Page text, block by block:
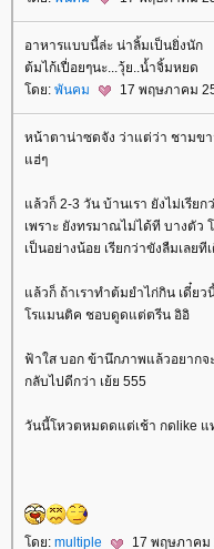
อาหารแบบนี้ล่ะ น่าลิ้มเป็นยิ่งนัก
ต้มไก้เปื่อยๆนะ...วุ้ย..น้ำจิ้มหยด
ดย: พันคม 17 พฤษภาคม
หน้าตาน่าซดจัง ว่าแต่ว่า ชามขา
ฮ่ๆ
ล้วก็ 2-3 วัน บ้านเรา ยังไม่เรียก
เพราะ ยังทรมาณไม่ได้ที บางตัว
เป็นอย่างน้อย เรียกว่าขังลืมเลยที
ล้วก็ ถ้าเราทำต้มยำไก่กิน เดี๋ยว
รแมนติค ชอบดูดแต่ตรีน อิอิ
ฟ้าใส บอก ข้านึกภาพแล้วอยากจ
กลับไปดีกว่า เย้ย 555
วันนี้โหวตหมดดแต่เช้า กดlike แ
ดย: multiple 17 พฤษภาคม